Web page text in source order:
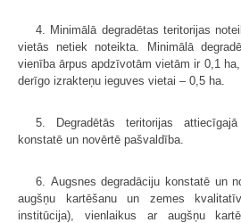
4. Minimālā degradētas teritorijas
vietās netiek noteikta. Minimālā
vienība ārpus apdzīvotām vietām ir 0,1
derīgo izrakteņu ieguves vietai – 0,5 ha.
5. Degradētās teritorijas
konstatē un novērtē pašvaldība.
6. Augsnes degradāciju konstatē un
augšņu kartēšanu un zemes
institūcija), vienlaikus ar augšņu